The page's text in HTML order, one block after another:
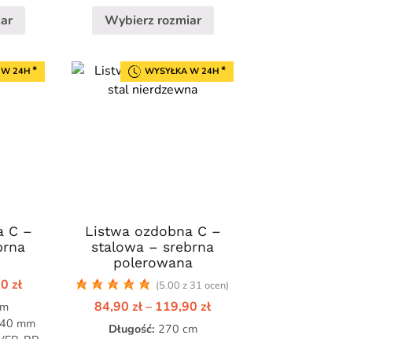
Wybierz rozmiar
W 24H*
C –
złZakres
84,90 zł
do
mm
WYSYŁKA W 24H *
Listwa ozdobna C –
stalowa – srebrna
polerowana
(5.00 z 31 ocen)
84,90 zł– 119,90 złZakres
Długość: 270 cm
Ten
produkt
ma
wiele
wariantów.
Opcje